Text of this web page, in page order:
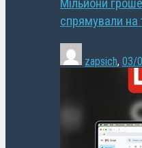
Мільйони
спрямували на
zapsich, 03/